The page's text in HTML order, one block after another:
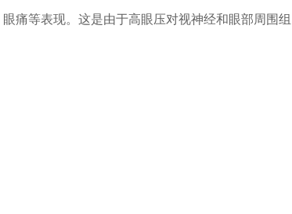
痛等表现。这是由于高眼压对视神经和眼部周围组